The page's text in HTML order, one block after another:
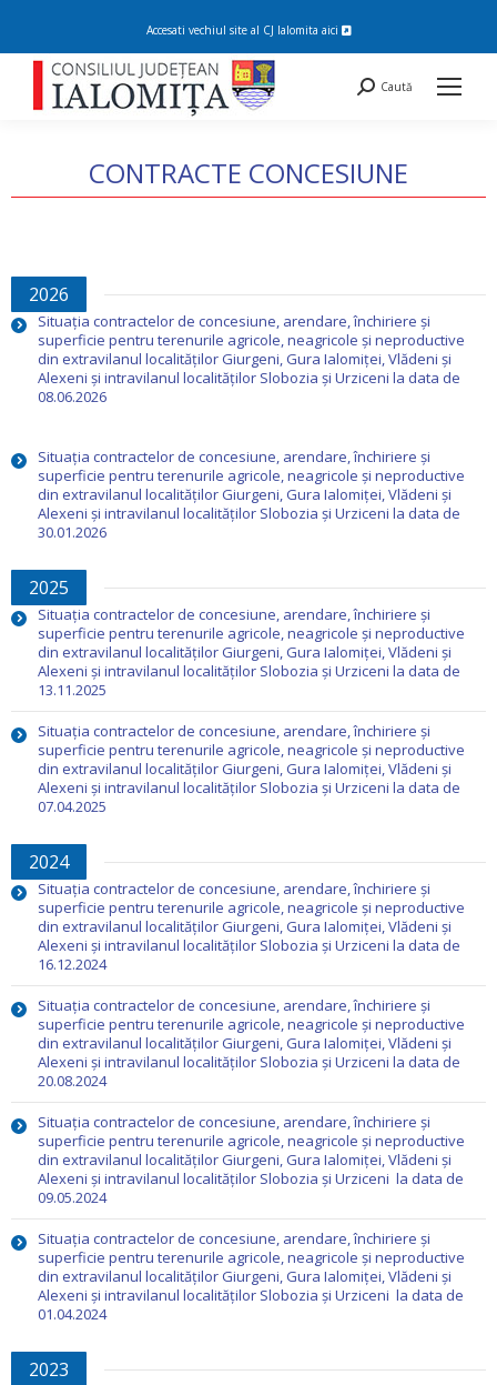
Accesati vechiul site al CJ Ialomita aici
Search:
Caută
CONTRACTE CONCESIUNE
You are here:
2026
Situația contractelor de concesiune, arendare, închiriere și
superficie pentru terenurile agricole, neagricole și neproductive
din extravilanul localităților Giurgeni, Gura Ialomiței, Vlădeni și
Alexeni și intravilanul localităților Slobozia și Urziceni la data de
08.06.2026
Situația contractelor de concesiune, arendare, închiriere și
superficie pentru terenurile agricole, neagricole și neproductive
din extravilanul localităților Giurgeni, Gura Ialomiței, Vlădeni și
Alexeni și intravilanul localităților Slobozia și Urziceni la data de
30.01.2026
2025
Situația contractelor de concesiune, arendare, închiriere și
superficie pentru terenurile agricole, neagricole și neproductive
din extravilanul localităților Giurgeni, Gura Ialomiței, Vlădeni și
Alexeni și intravilanul localităților Slobozia și Urziceni la data de
13.11.2025
Situația contractelor de concesiune, arendare, închiriere și
superficie pentru terenurile agricole, neagricole și neproductive
din extravilanul localităților Giurgeni, Gura Ialomiței, Vlădeni și
Alexeni și intravilanul localităților Slobozia și Urziceni la data de
07.04.2025
2024
Situația contractelor de concesiune, arendare, închiriere și
superficie pentru terenurile agricole, neagricole și neproductive
din extravilanul localităților Giurgeni, Gura Ialomiței, Vlădeni și
Alexeni și intravilanul localităților Slobozia și Urziceni la data de
16.12.2024
Situația contractelor de concesiune, arendare, închiriere și
superficie pentru terenurile agricole, neagricole și neproductive
din extravilanul localităților Giurgeni, Gura Ialomiței, Vlădeni și
Alexeni și intravilanul localităților Slobozia și Urziceni la data de
20.08.2024
Situația contractelor de concesiune, arendare, închiriere și
superficie pentru terenurile agricole, neagricole și neproductive
din extravilanul localităților Giurgeni, Gura Ialomiței, Vlădeni și
Alexeni și intravilanul localităților Slobozia și Urziceni la data de
09.05.2024
Situația contractelor de concesiune, arendare, închiriere și
superficie pentru terenurile agricole, neagricole și neproductive
din extravilanul localităților Giurgeni, Gura Ialomiței, Vlădeni și
Alexeni și intravilanul localităților Slobozia și Urziceni la data de
01.04.2024
2023